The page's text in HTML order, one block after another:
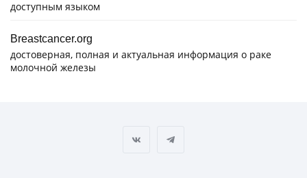
доступным языком
Breastcancer.org
достоверная, полная и актуальная информация о раке
молочной железы